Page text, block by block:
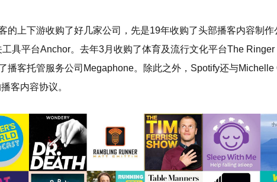
的上下游收购了好几家公司，先是19年收购了头部播客内容制作
具平台Anchor。去年3月收购了体育及流行文化平台The Ringer
客托管服务公司Megaphone。除此之外，Spotify还与Michelle
客内容协议。